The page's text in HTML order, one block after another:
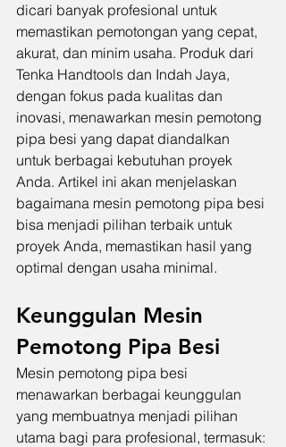
dicari banyak profesional untuk
memastikan pemotongan yang cepat,
akurat, dan minim usaha. Produk dari
Tenka Handtools dan Indah Jaya,
dengan fokus pada kualitas dan
inovasi, menawarkan mesin pemotong
pipa besi yang dapat diandalkan
untuk berbagai kebutuhan proyek
Anda. Artikel ini akan menjelaskan
bagaimana mesin pemotong pipa besi
bisa menjadi pilihan terbaik untuk
proyek Anda, memastikan hasil yang
optimal dengan usaha minimal.
Keunggulan Mesin
Pemotong Pipa Besi
Mesin pemotong pipa besi
menawarkan berbagai keunggulan
yang membuatnya menjadi pilihan
utama bagi para profesional, termasuk: